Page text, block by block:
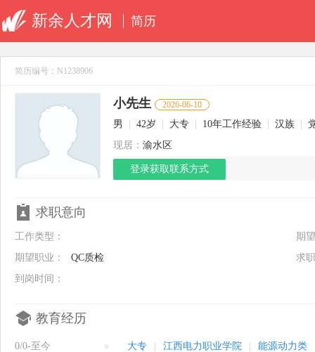
新余人才网 简历
简历编号：N1238906
小先生 2026-06-10
男 42岁 大专 10年工作经验 汉族
现居： 渝水区
登录获取联系方式
求职意向
工作类型：
期
期望职业：
QC质检
求
到岗时间：
教育经历
0/0-至今 大专 江西电力职业学院 能源动力类